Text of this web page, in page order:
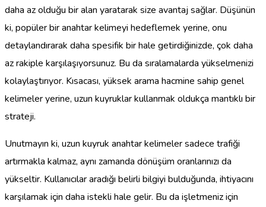
daha az olduğu bir alan yaratarak size avantaj sağlar. Düşünün
ki, popüler bir anahtar kelimeyi hedeflemek yerine, onu
detaylandırarak daha spesifik bir hale getirdiğinizde, çok daha
az rakiple karşılaşıyorsunuz. Bu da sıralamalarda yükselmenizi
kolaylaştırıyor. Kısacası, yüksek arama hacmine sahip genel
kelimeler yerine, uzun kuyruklar kullanmak oldukça mantıklı bir
strateji.
Unutmayın ki, uzun kuyruk anahtar kelimeler sadece trafiği
artırmakla kalmaz, aynı zamanda dönüşüm oranlarınızı da
yükseltir. Kullanıcılar aradığı belirli bilgiyi bulduğunda, ihtiyacını
karşılamak için daha istekli hale gelir. Bu da işletmeniz için